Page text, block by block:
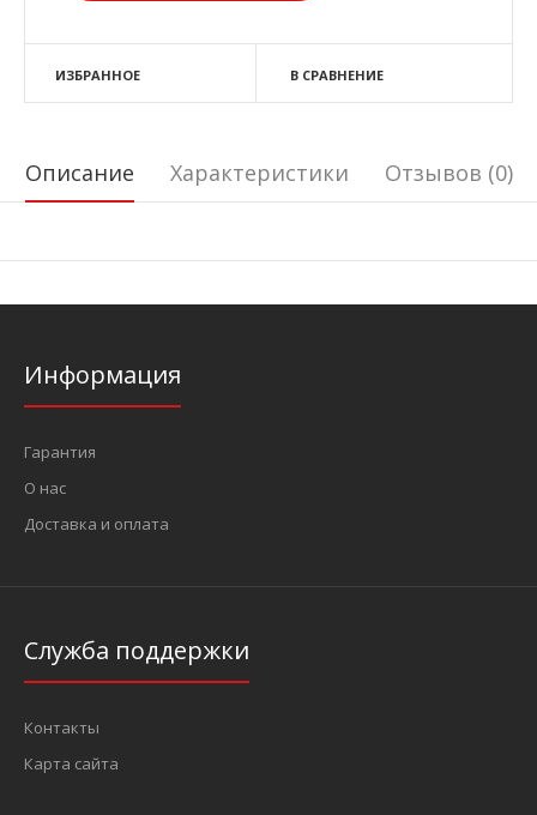
ИЗБРАННОЕ В СРАВНЕНИЕ
Описание Характеристики Отзывов (0)
Информация
Гарантия
О нас
Доставка и оплата
Служба поддержки
Контакты
Карта сайта